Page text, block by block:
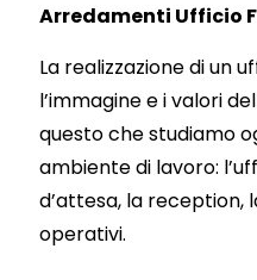
Arredamenti Ufficio
La realizzazione di un
l’immagine e i valori
questo che studiamo
ambiente di lavoro:
d’attesa, la reception,
operativi.